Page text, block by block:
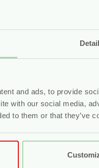
and ads, to provide
with our social media,
to them or that they’ve